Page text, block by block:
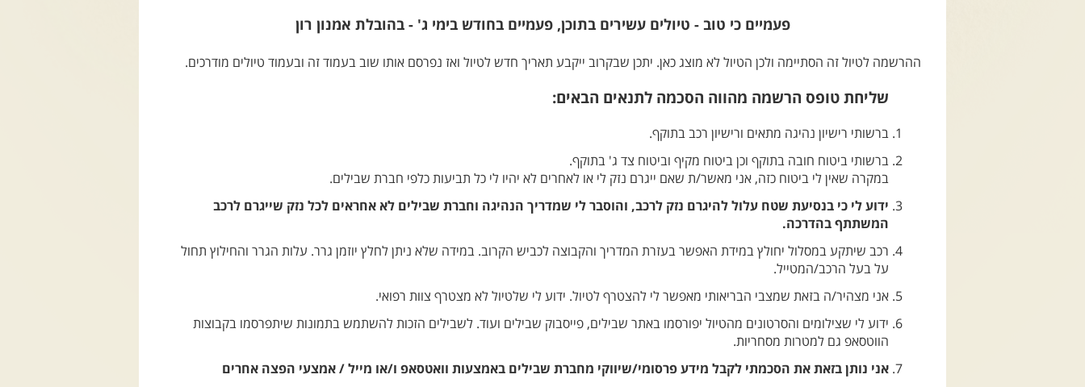
פעמיים כי טוב - טיולים עשירים בתוכן, פעמיים בחודש בימי ג' - בהובלת אמנון רון
ההרשמה לטיול זה הסתיימה ולכן הטיול לא מוצג כאן. יתכן שבקרוב ייקבע תאריך חדש לטיול ואז נפרסם אותו שוב בעמוד זה ובעמוד טיולים מודרכים.
שליחת טופס הרשמה מהווה הסכמה לתנאים הבאים:
ברשותי רישיון נהיגה מתאים ורישיון רכב בתוקף.
ברשותי ביטוח חובה בתוקף וכן ביטוח מקיף וביטוח צד ג' בתוקף.
במקרה שאין לי ביטוח כזה, אני מאשר/ת שאם ייגרם נזק לי או לאחרים לא יהיו לי כל תביעות כלפי חברת שבילים.
ידוע לי כי בנסיעת שטח עלול להיגרם נזק לרכב, והוסבר לי שמדריך הנהיגה וחברת שבילים לא אחראים לכל נזק שייגרם לרכב
המשתתף בהדרכה.
רכב שיתקע במסלול יחולץ במידת האפשר בעזרת המדריך והקבוצה לכביש הקרוב. במידה שלא ניתן לחלץ יוזמן גרר. עלות הגרר והחילוץ תחול
על בעל הרכב/המטייל.
אני מצהיר/ה בזאת שמצבי הבריאותי מאפשר לי להצטרף לטיול. ידוע לי שלטיול לא מצטרף צוות רפואי.
ידוע לי שצילומים והסרטונים מהטיול יפורסמו באתר שבילים, פייסבוק שבילים ועוד. לשבילים הזכות להשתמש בתמונות שיתפרסמו בקבוצות
הווטסאפ גם למטרות מסחריות.
אני נותן בזאת את הסכמתי לקבל מידע פרסומי/שיווקי מחברת שבילים באמצעות וואטסאפ ו/או מייל / אמצעי הפצה אחרים